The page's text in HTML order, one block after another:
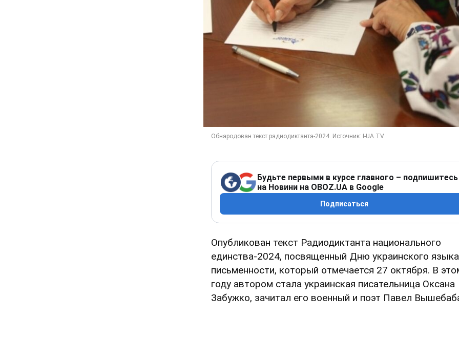
Будьте первыми в курсе главного – подпишитесь
на Новини на OBOZ.UA в Google
Подписаться
Опубликован текст Радиодиктанта национального
единства-2024, посвященный Дню украинского
письменности, который отмечается 27 октября. В
году автором стала украинская писательница Оксана
Забужко, зачитал его военный и поэт Павел